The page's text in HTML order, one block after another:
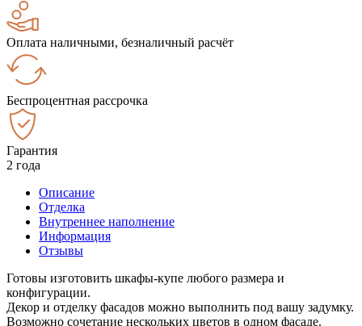
Оплата наличными, безналичный расчёт
Беспроцентная рассрочка
Гарантия
2 года
Описание
Отделка
Внутреннее наполнение
Информация
Отзывы
Готовы изготовить шкафы-купе любого размера и
конфигурации.
Декор и отделку фасадов можно выполнить под вашу задумку.
Возможно сочетание нескольких цветов в одном фасаде.